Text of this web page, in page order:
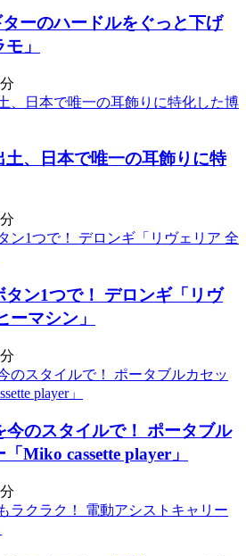
ーのハードルをぐっと下げ
」
、日本で唯一の耳飾りに特
ン1つで！ デロンギ「リヴ
ーマシン」
今のスタイルで！ ポータブル
Miko cassette player」